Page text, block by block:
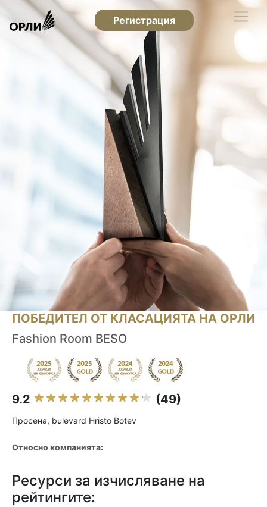
Регистрация
ПОБЕДИТЕЛ ОТ КЛАСАЦИЯТА НА ОРЛИ
Fashion Room BESO
9.2 (49)
Просена, bulevard Hristo Botev
Относно компанията:
Ресурси за изчисляване на
рейтингите: